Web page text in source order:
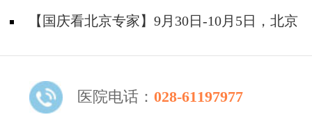
诊，速约！
院陈葵博士免费会诊+治疗援助，破解癫痫难
【国庆看北京专家】9月30日-10月5日，北京
助，速约！
医院电话： 028-61197977